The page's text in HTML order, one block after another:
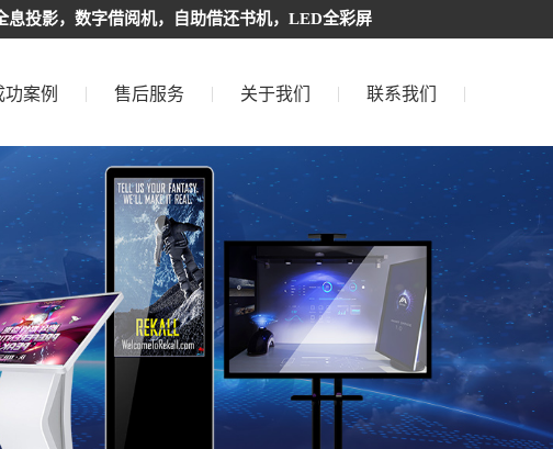
投影，数字借阅机，自助借还书机，LED全彩屏
功案例 售后服务 关于我们 联系我们